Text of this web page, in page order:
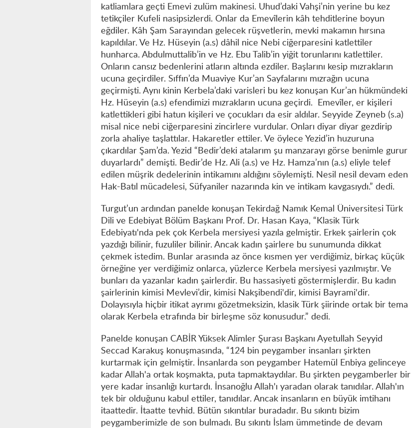
katliamlara geçti Emevi zulüm makinesi. Uhud’daki Vahşi’nin yerine bu kez
tetikçiler Kufeli nasipsizlerdi. Onlar da Emevîlerin kâh tehditlerine boyun
eğdiler. Kâh Şam Sarayından gelecek rüşvetlerin, mevki makamın hırsına
kapıldılar. Ve Hz. Hüseyin (a.s) dâhil nice Nebi ciğerparesini katlettiler
hunharca. Abdulmuttalib’in ve Hz. Ebu Talib’in yiğit torunlarını katlettiler.
Onların cansız bedenlerini atların altında ezdiler. Başlarını kesip mızrakların
ucuna geçirdiler. Sıffın’da Muaviye Kur’an Sayfalarını mızrağın ucuna
geçirmişti. Aynı kinin Kerbela’daki varisleri bu kez konuşan Kur’an hükmündeki
Hz. Hüseyin (a.s) efendimizi mızrakların ucuna geçirdi. Emevîler, er kişileri
katlettikleri gibi hatun kişileri ve çocukları da esir aldılar. Seyyide Zeyneb (s.a)
misal nice nebi ciğerparesini zincirlere vurdular. Onları diyar diyar gezdirip
zorla ahaliye taşlattılar. Hakaretler ettiler. Ve öylece Yezid’in huzuruna
çıkardılar Şam’da. Yezid “Bedir’deki atalarım şu manzarayı görse benimle gurur
duyarlardı” demişti. Bedir’de Hz. Ali (a.s) ve Hz. Hamza’nın (a.s) eliyle telef
edilen müşrik dedelerinin intikamını aldığını söylemişti. Nesil nesil devam eden
Hak-Batıl mücadelesi, Süfyaniler nazarında kin ve intikam kavgasıydı.” dedi.
Turgut’un ardından panelde konuşan Tekirdağ Namık Kemal Üniversitesi Türk
Dili ve Edebiyat Bölüm Başkanı Prof. Dr. Hasan Kaya, “Klasik Türk
Edebiyatı'nda pek çok Kerbela mersiyesi yazıla gelmiştir. Erkek şairlerin çok
yazdığı bilinir, fuzuliler bilinir. Ancak kadın şairlere bu sunumunda dikkat
çekmek istedim. Bunlar arasında az önce kısmen yer verdiğimiz, birkaç küçük
örneğine yer verdiğimiz onlarca, yüzlerce Kerbela mersiyesi yazılmıştır. Ve
bunları da yazanlar kadın şairlerdir. Bu hassasiyeti göstermişlerdir. Bu kadın
şairlerinin kimisi Mevlevi’dir, kimisi Nakşibendi'dir, kimisi Bayrami'dir.
Dolayısıyla hiçbir itikat ayrımı gözetmeksizin, klasik Türk şiirinde ortak bir tema
olarak Kerbela etrafında bir birleşme söz konusudur.” dedi.
Panelde konuşan CABİR Yüksek Alimler Şurası Başkanı Ayetullah Seyyid
Seccad Karakuş konuşmasında, “124 bin peygamber insanları şirkten
kurtarmak için gelmiştir. İnsanlarda son peygamber Hatemül Enbiya gelinceye
kadar Allah'a ortak koşmakta, puta tapmaktaydılar. Bu şirkten peygamberler bir
yere kadar insanlığı kurtardı. İnsanoğlu Allah'ı yaradan olarak tanıdılar. Allah'ın
tek bir olduğunu kabul ettiler, tanıdılar. Ancak insanların en büyük imtihanı
itaattedir. İtaatte tevhid. Bütün sıkıntılar buradadır. Bu sıkıntı bizim
peygamberimizle de son bulmadı. Bu sıkıntı İslam ümmetinde de devam